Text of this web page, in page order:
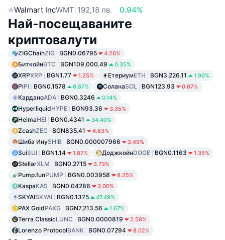
Walmart IncWMT 192,18 лв. 0.94%
Най-посещаваните
криптовалути
ZIGChainZIG BGN0.06795 4.26%
БиткойнBTC BGN109,000.49 0.35%
XRPXRP BGN1.77 1.25% ЕтериумETH BGN3,226.11 1.96%
PiPI BGN0.1578 6.87% СоланаSOL BGN123.93 0.67%
КарданоADA BGN0.3246 0.14%
HyperliquidHYPE BGN93.36 3.35%
HeimaHEI BGN0.4341 34.40%
ZcashZEC BGN835.41 4.83%
Шиба ИнуSHIB BGN0.000007966 3.49%
SuiSUI BGN1.14 1.87% ДоджкойнDOGE BGN0.1163 1.35%
StellarXLM BGN0.2715 3.73%
Pump.funPUMP BGN0.003958 8.25%
KaspaKAS BGN0.04286 3.00%
SKYAISKYAI BGN0.1375 47.49%
PAX GoldPAXG BGN7,213.56 1.67%
Terra ClassicLUNC BGN0.0000819 2.58%
Lorenzo ProtocolBANK BGN0.07294 8.02%